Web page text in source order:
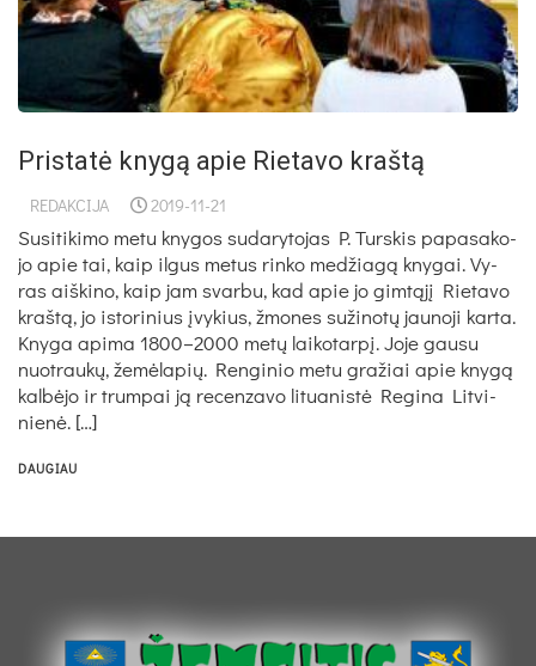
Pristatė knygą apie Rietavo kraštą
REDAKCIJA 2019-11-21
Su­si­ti­ki­mo me­tu kny­gos su­da­ry­to­jas P. Turs­kis pa­pa­sa­ko­
jo apie tai, kaip il­gus me­tus rin­ko me­džia­gą kny­gai. Vy­
ras aiš­ki­no, kaip jam svar­bu, kad apie jo gim­tą­jį Rie­ta­vo
kraš­tą, jo is­to­ri­nius įvy­kius, žmo­nes su­ži­no­tų jau­no­ji kar­ta.
Kny­ga api­ma 1800–2000 me­tų lai­ko­tar­pį. Jo­je gau­su
nuo­trau­kų, že­mė­la­pių. Ren­gi­nio me­tu gra­žiai apie kny­gą
kal­bė­jo ir trum­pai ją re­cen­za­vo li­tua­nis­tė Re­gi­na Lit­vi­
nie­nė. […]
DAUGIAU